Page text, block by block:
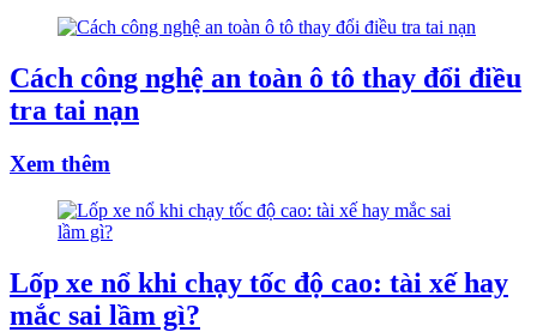
Cách công nghệ an toàn ô tô thay đổi điều
tra tai nạn
Xem thêm
Lốp xe nổ khi chạy tốc độ cao: tài xế hay
mắc sai lầm gì?